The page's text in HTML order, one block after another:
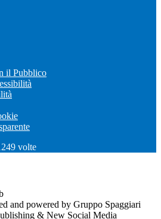
il Pubblico
volte
and powered by Gruppo Spaggiari
& New Social Media